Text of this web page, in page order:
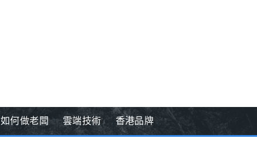
如何做老闆 雲端技術 香港品牌